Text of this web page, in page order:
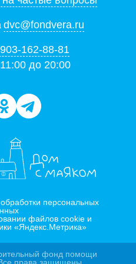
dvc@fondvera.ru
162-88-81
до 20:00
персональных
файлов cookie и
«Яндекс.Метрика»
фонд помощи
Рады помочь!